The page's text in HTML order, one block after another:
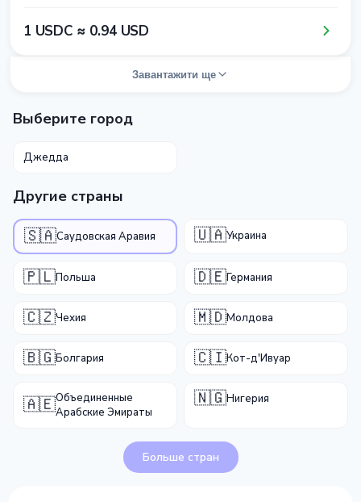
1​ USDC ≈ 0​.9​4​ USD
Завантажити ще
Выберите город
Джедда
Другие страны
🇸🇦Саудовская Аравия 🇺🇦Украина
🇵🇱Польша 🇩🇪Германия
🇨🇿Чехия 🇲🇩Молдова
🇧🇬Болгария 🇨🇮Кот-д'Ивуар
🇦🇪Объединенные
Арабские Эмираты
🇳🇬Нигерия
Больше стран